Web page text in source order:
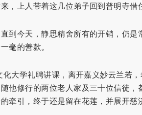
，上人带着这几位弟子回到普明寺借
到今天，静思精舍所有的开销，仍
毫的善款。
大学礼聘讲课，离开嘉义妙云兰若
他修行的两位老人家及三十位信徒
牵引，终于还是留在花莲，并展开慈